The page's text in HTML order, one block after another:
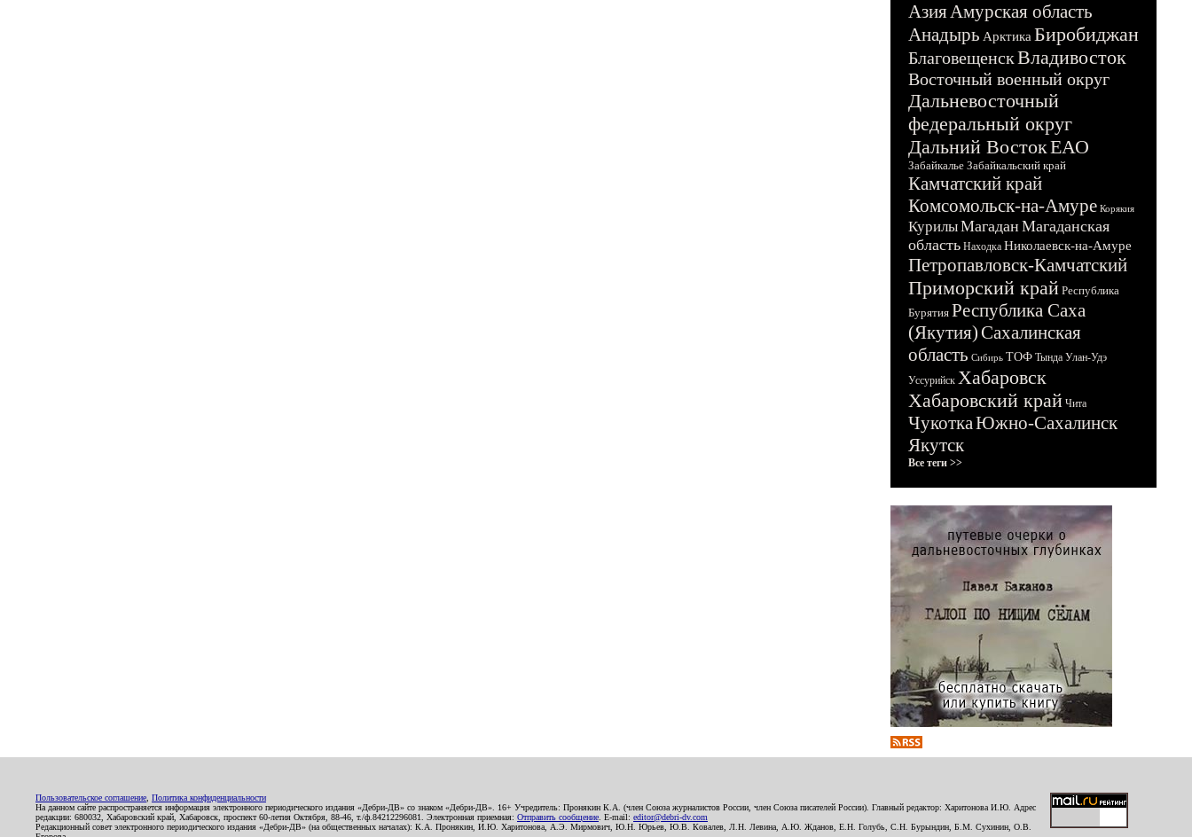
АзияАмурская область
Анадырь Арктика Биробиджан
БлаговещенскВладивосток
Восточный военный округ
Дальневосточный
федеральный округ
Дальний ВостокЕАО
Забайкалье Забайкальский край
Камчатский край
Комсомольск-на-Амуре Корякия
КурилыМагадан Магаданская
область Находка Николаевск-на-Амуре
Петропавловск-Камчатский
Приморский край Республика
Бурятия Республика Саха
(Якутия)Сахалинская
область Сибирь ТОФ Тында Улан-Удэ
Уссурийск Хабаровск
Хабаровский край Чита
ЧукоткаЮжно-Сахалинск
Якутск
Все теги >>
Пользовательское соглашение Политика конфиденциальности
На данном сайте распространяется информация электронного периодического издания «Дебри-ДВ» со знаком «Дебри-ДВ». 16+ Учредитель: Пронякин К.А. (член Союза журналистов России, член Союза писателей России). Главный редактор: Харитонова И.Ю. Адрес
редакции: 680032, Хабаровский край, Хабаровск, проспект 60-летия Октября, 88-46, т./ф.84212296081. Электронная приемная: Отправить сообщение . E-mail: editor@debri-dv.com
Редакционный совет электронного периодического издания «Дебри-ДВ» (на общественных началах): К.А. Пронякин, И.Ю. Харитонова, А.Э. Мирмович, Ю.Н. Юрьев, Ю.В. Ковалев, Л.Н. Левина, А.Ю. Жданов, Е.Н. Голубь, С.Н. Бурындин, Б.М. Сухинин, О.В.